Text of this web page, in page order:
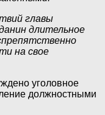
главы
длительное
на свое
уголовное
должностными